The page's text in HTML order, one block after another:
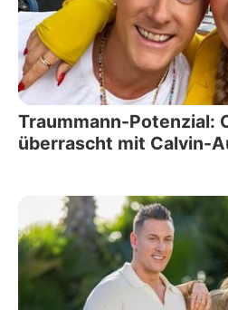
Traummann-Potenzial:
überrascht mit Calvin-